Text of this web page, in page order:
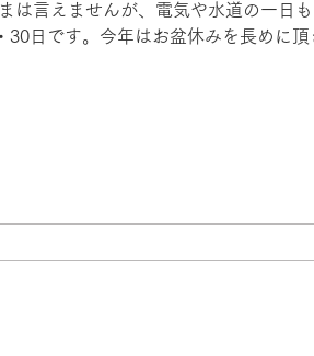
は言えませんが、電気や水道の一日
30日です。今年はお盆休みを長めに